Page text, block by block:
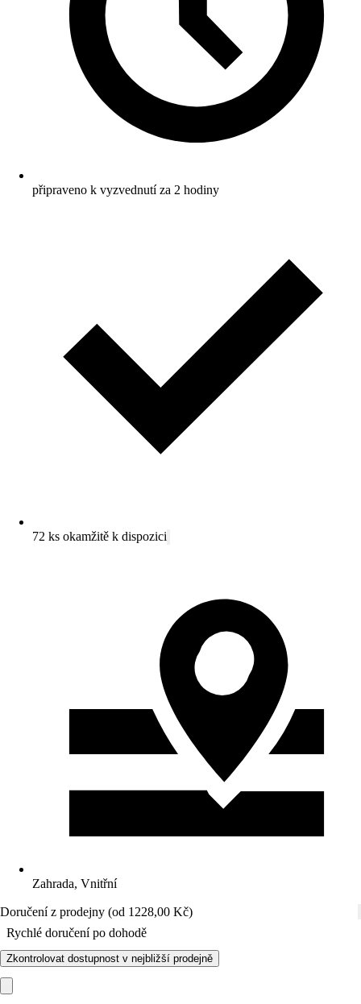
připraveno k vyzvednutí za 2 hodiny
72 ks okamžitě k dispozici
Zahrada, Vnitřní
Doručení z prodejny (od 1228,00 Kč)
Rychlé doručení po dohodě
Zkontrolovat dostupnost v nejbližší prodejně